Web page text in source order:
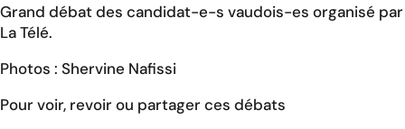
Grand débat des candidat-e-s vaudois-es organisé par
La Télé.
Photos : Shervine Nafissi
Pour voir, revoir ou partager ces débats